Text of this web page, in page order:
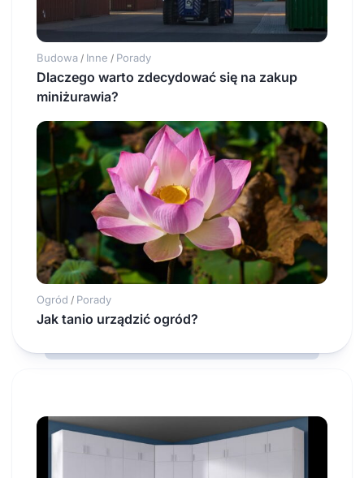
Budowa / Inne / Porady
Dlaczego warto zdecydować się na zakup
miniżurawia?
Ogród / Porady
Jak tanio urządzić ogród?